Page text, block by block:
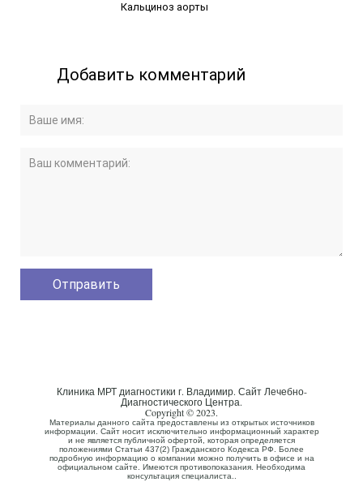
Кальциноз аорты
Добавить комментарий
Клиника МРТ диагностики г. Владимир. Сайт Лечебно-
Диагностического Центра.
Copyright © 2023.
Материалы данного сайта предоставлены из открытых источников
информации. Сайт носит исключительно информационный характер
и не является публичной офертой, которая определяется
положениями Статьи 437(2) Гражданского Кодекса РФ. Более
подробную информацию о компании можно получить в офисе и на
официальном сайте. Имеются противопоказания. Необходима
консультация специалиста..